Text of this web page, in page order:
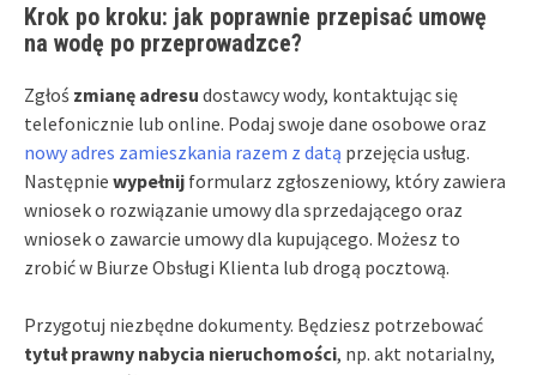
Krok po kroku: jak poprawnie przepisać umowę
na wodę po przeprowadzce?
Zgłoś zmianę adresu dostawcy wody, kontaktując się
telefonicznie lub online. Podaj swoje dane osobowe oraz
nowy adres zamieszkania razem z datą przejęcia usług.
Następnie wypełnij formularz zgłoszeniowy, który zawiera
wniosek o rozwiązanie umowy dla sprzedającego oraz
wniosek o zawarcie umowy dla kupującego. Możesz to
zrobić w Biurze Obsługi Klienta lub drogą pocztową.
Przygotuj niezbędne dokumenty. Będziesz potrzebować
tytuł prawny nabycia nieruchomości, np. akt notarialny,